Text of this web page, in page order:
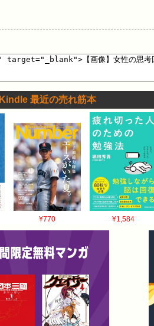
Kindle 最近の売れ筋本
¥770 ¥1,584